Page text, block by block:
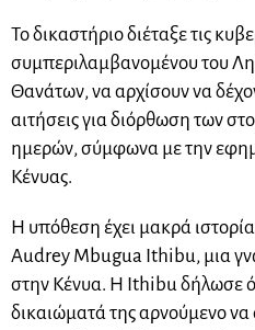
Το δικαστήριο διέταξε τις
συμπεριλαμβανομένου του
Θανάτων, να αρχίσουν να
αιτήσεις για διόρθωση των
ημερών, σύμφωνα με την
Κένυας.
Η υπόθεση έχει μακρά
Audrey Mbugua Ithibu, μια
στην Κένυα. Η Ithibu δήλωσε
δικαιώματά της αρνούμενο